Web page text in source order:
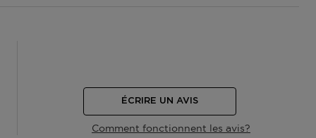
Comment fonctionnent les avis?
ÉCRIRE UN AVIS